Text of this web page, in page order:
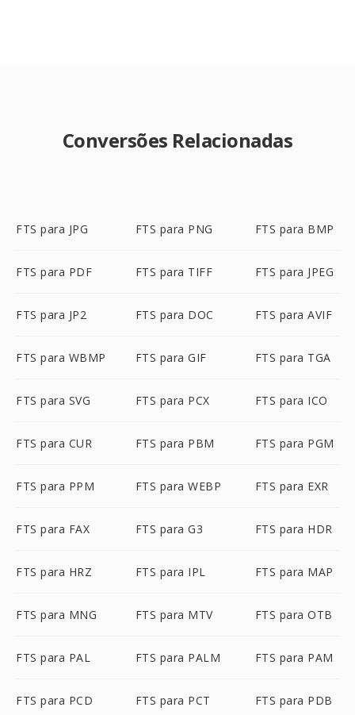
Conversões Relacionadas
FTS para JPG FTS para PNG FTS para BMP
FTS para PDF FTS para TIFF FTS para JPEG
FTS para JP2 FTS para DOC FTS para AVIF
FTS para WBMP FTS para GIF FTS para TGA
FTS para SVG FTS para PCX FTS para ICO
FTS para CUR FTS para PBM FTS para PGM
FTS para PPM FTS para WEBP FTS para EXR
FTS para FAX FTS para G3 FTS para HDR
FTS para HRZ FTS para IPL FTS para MAP
FTS para MNG FTS para MTV FTS para OTB
FTS para PAL FTS para PALM FTS para PAM
FTS para PCD FTS para PCT FTS para PDB